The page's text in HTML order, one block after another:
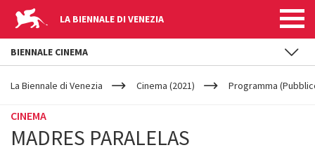
LA BIENNALE DI VENEZIA
YOUR
ARE
La Biennale di Venezia Cinema (2021) Programma
CINEMA
MADRES PARALELAS
BIENNALE CINEMA